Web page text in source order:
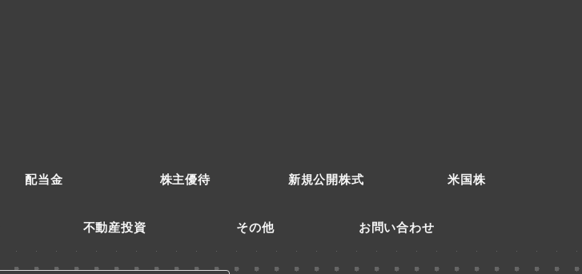
配当金 株主優待 新規公開株式 米国株
不動産投資 その他 お問い合わせ